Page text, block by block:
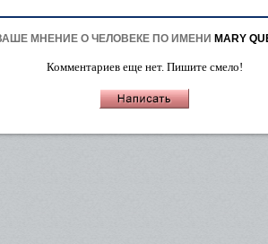
МНЕНИЕ О ЧЕЛОВЕКЕ ПО ИМЕНИ MARY
Комментариев еще нет. Пишите смело!